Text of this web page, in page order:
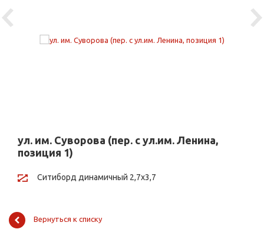
Previous
ул. им. Суворова (пер. с ул.им. Ленина,
позиция 1)
Ситиборд динамичный 2,7х3,7
Вернуться к списку